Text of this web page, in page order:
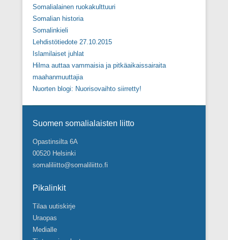
Somalialainen ruokakulttuuri
Somalian historia
Somalinkieli
Lehdistötiedote 27.10.2015
Islamilaiset juhlat
Hilma auttaa vammaisia ja pitkäaikaissairaita
maahanmuuttajia
Nuorten blogi: Nuorisovaihto siirretty!
Suomen somalialaisten liitto
Opastinsilta 6A
00520 Helsinki
somaliliitto@somaliliitto.fi
Pikalinkit
Tilaa uutiskirje
Uraopas
Medialle